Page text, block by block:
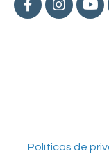
Políticas de